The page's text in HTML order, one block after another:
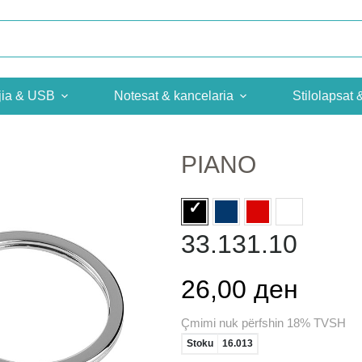
& USB Notesat & kancelaria Stilolapsat
PIANO
33.131.10
26,00 ден
Çmimi nuk përfshin 18% TVSH
Stoku 16.013